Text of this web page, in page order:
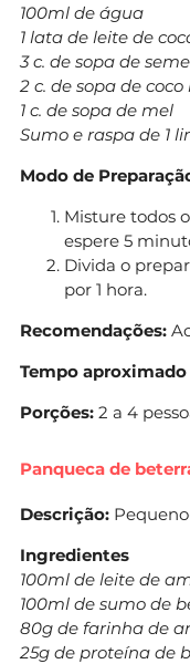
100ml de água
1 lata de leite de
3 c. de sopa de
2 c. de sopa de
1 c. de sopa de mel
Sumo e raspa de 1
Modo de
Misture todos
espere 5
Divida o
por 1 hora.
Recomendações:
Tempo
Porções: 2 a 4
Panqueca de
Descrição:
Ingredientes
100ml de leite de
100ml de sumo de
80g de farinha de
25g de proteína de